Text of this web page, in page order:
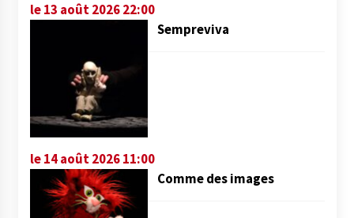
le 13 août 2026 22:00
Sempreviva
le 14 août 2026 11:00
Comme des images